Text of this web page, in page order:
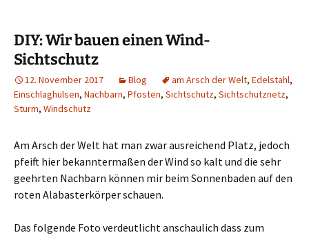
DIY: Wir bauen einen Wind-
Sichtschutz
12. November 2017 Blog am Arsch der Welt, Edelstahl,
Einschlaghülsen, Nachbarn, Pfosten, Sichtschutz, Sichtschutznetz,
Sturm, Windschutz
Am Arsch der Welt hat man zwar ausreichend Platz, jedoch
pfeift hier bekanntermaßen der Wind so kalt und die sehr
geehrten Nachbarn können mir beim Sonnenbaden auf den
roten Alabasterkörper schauen.
Das folgende Foto verdeutlicht anschaulich dass zum